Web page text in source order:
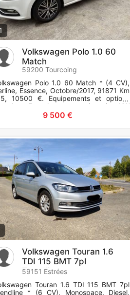
Volkswagen Polo 1.0 60
Match
59200 Tourcoing
Polo 1.0 60 Match * (4 CV),
Essence, Octobre/2017, 91871 Km
10500 €. Equipements et options
Entretien concessionnaire VW
dans un état ir
9 500 €
Volkswagen Touran 1.6
TDI 115 BMT 7pl
Trendline
59151 Estrées
Touran 1.6 TDI 115 BMT 7pl
* (6 CV), Monospace, Diesel,